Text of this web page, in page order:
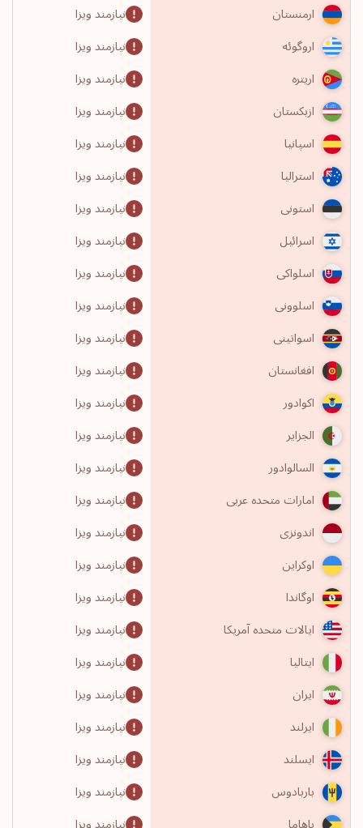
ارمنستان
نیازمند ویزا
اروگوئه
نیازمند ویزا
اریتره
نیازمند ویزا
ازبکستان
نیازمند ویزا
اسپانیا
نیازمند ویزا
استرالیا
نیازمند ویزا
استونی
نیازمند ویزا
اسرائیل
نیازمند ویزا
اسلواکی
نیازمند ویزا
اسلوونی
نیازمند ویزا
اسواتینی
نیازمند ویزا
افغانستان
نیازمند ویزا
اکوادور
نیازمند ویزا
الجزایر
نیازمند ویزا
السالوادور
نیازمند ویزا
امارات متحده عربی
نیازمند ویزا
اندونزی
نیازمند ویزا
اوکراین
نیازمند ویزا
اوگاندا
نیازمند ویزا
ایالات متحده آمریکا
نیازمند ویزا
ایتالیا
نیازمند ویزا
ایران
نیازمند ویزا
ایرلند
نیازمند ویزا
ایسلند
نیازمند ویزا
باربادوس
نیازمند ویزا